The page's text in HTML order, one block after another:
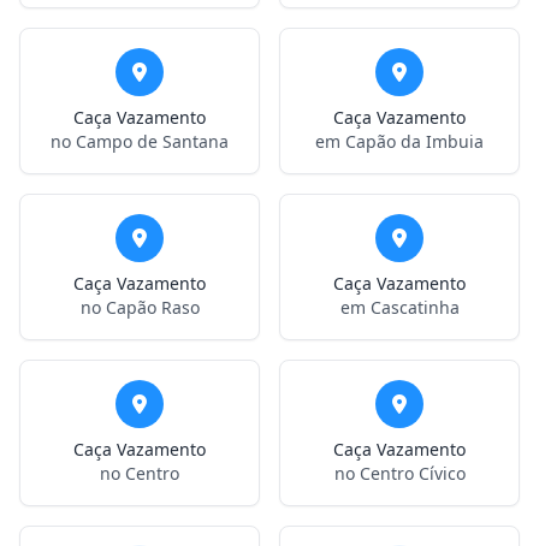
Caça Vazamento
no Campo de Santana
Caça Vazamento
em Capão da Imbuia
Caça Vazamento
no Capão Raso
Caça Vazamento
em Cascatinha
Caça Vazamento
no Centro
Caça Vazamento
no Centro Cívico